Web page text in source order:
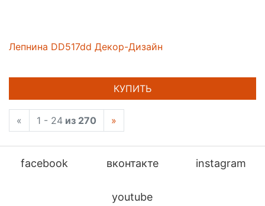
Лепнина DD517dd Декор-Дизайн
КУПИТЬ
« 1 - 24 из 270 »
facebook вконтакте instagram
youtube